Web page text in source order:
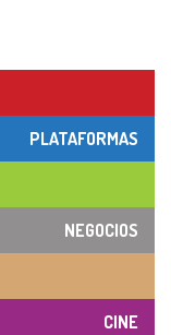
PLATAFORMAS
NEGOCIOS
CINE